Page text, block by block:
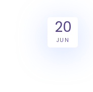
20
JUN